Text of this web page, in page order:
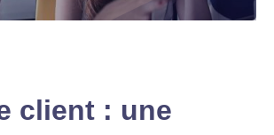
client : une